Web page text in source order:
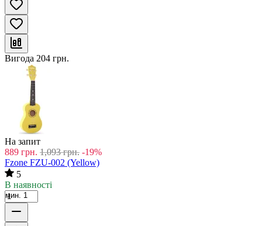
Вигода 204 грн.
На запит
889 грн. 1,093 грн. -19%
Fzone FZU-002 (Yellow)
5
В наявності
мин. 1